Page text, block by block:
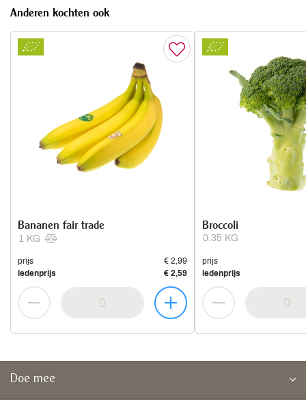
Anderen kochten ook
1 KG
Bananen fair trade
prijs
€ 2,99
ledenprijs
€ 2,59
0.35 KG
Broccoli
prijs
ledenprijs
Doe mee